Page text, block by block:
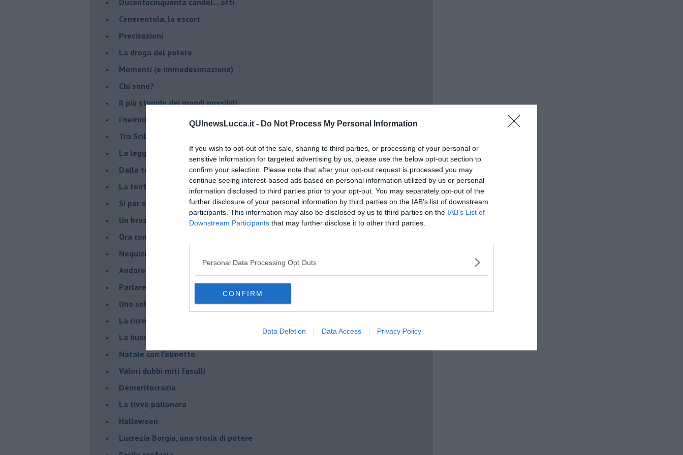
QUInewsLucca.it - Do Not Process My Personal Information
If you wish to opt-out of the sale, sharing to third parties, or processing of your personal or
sensitive information for targeted advertising by us, please use the below opt-out section to
confirm your selection. Please note that after your opt-out request is processed you may
continue seeing interest-based ads based on personal information utilized by us or personal
information disclosed to third parties prior to your opt-out. You may separately opt-out of the
further disclosure of your personal information by third parties on the IAB’s list of downstream
participants. This information may also be disclosed by us to third parties on the IAB’s List of
Downstream Participants that may further disclose it to other third parties.
Personal Data Processing Opt Outs
CONFIRM
Data Deletion Data Access Privacy Policy
Cenerentola, la escort
Precisazioni
La droga del potere
Momenti (e immedesimazione)
Chi sono?
Il più stupido dei mondi possibili
I nemici della verità
Tra Scilla e Cariddi
La legge del più forte
Dalla terra alla luna
La tentazione
​Sì per sempre? O no al momento?
Un brusco risveglio
Ora come allora
Nequizia
Andare oltre lo specchio
Parlare con la televisione
Uno solo al comando?
La ricreazione è finita
La buona notizia
Natale con l'elmetto
Valori dubbi miti fasulli
Demeritocrazia
La tivvù pallonara
Halloween
​Lucrezia Borgia, una storia di potere